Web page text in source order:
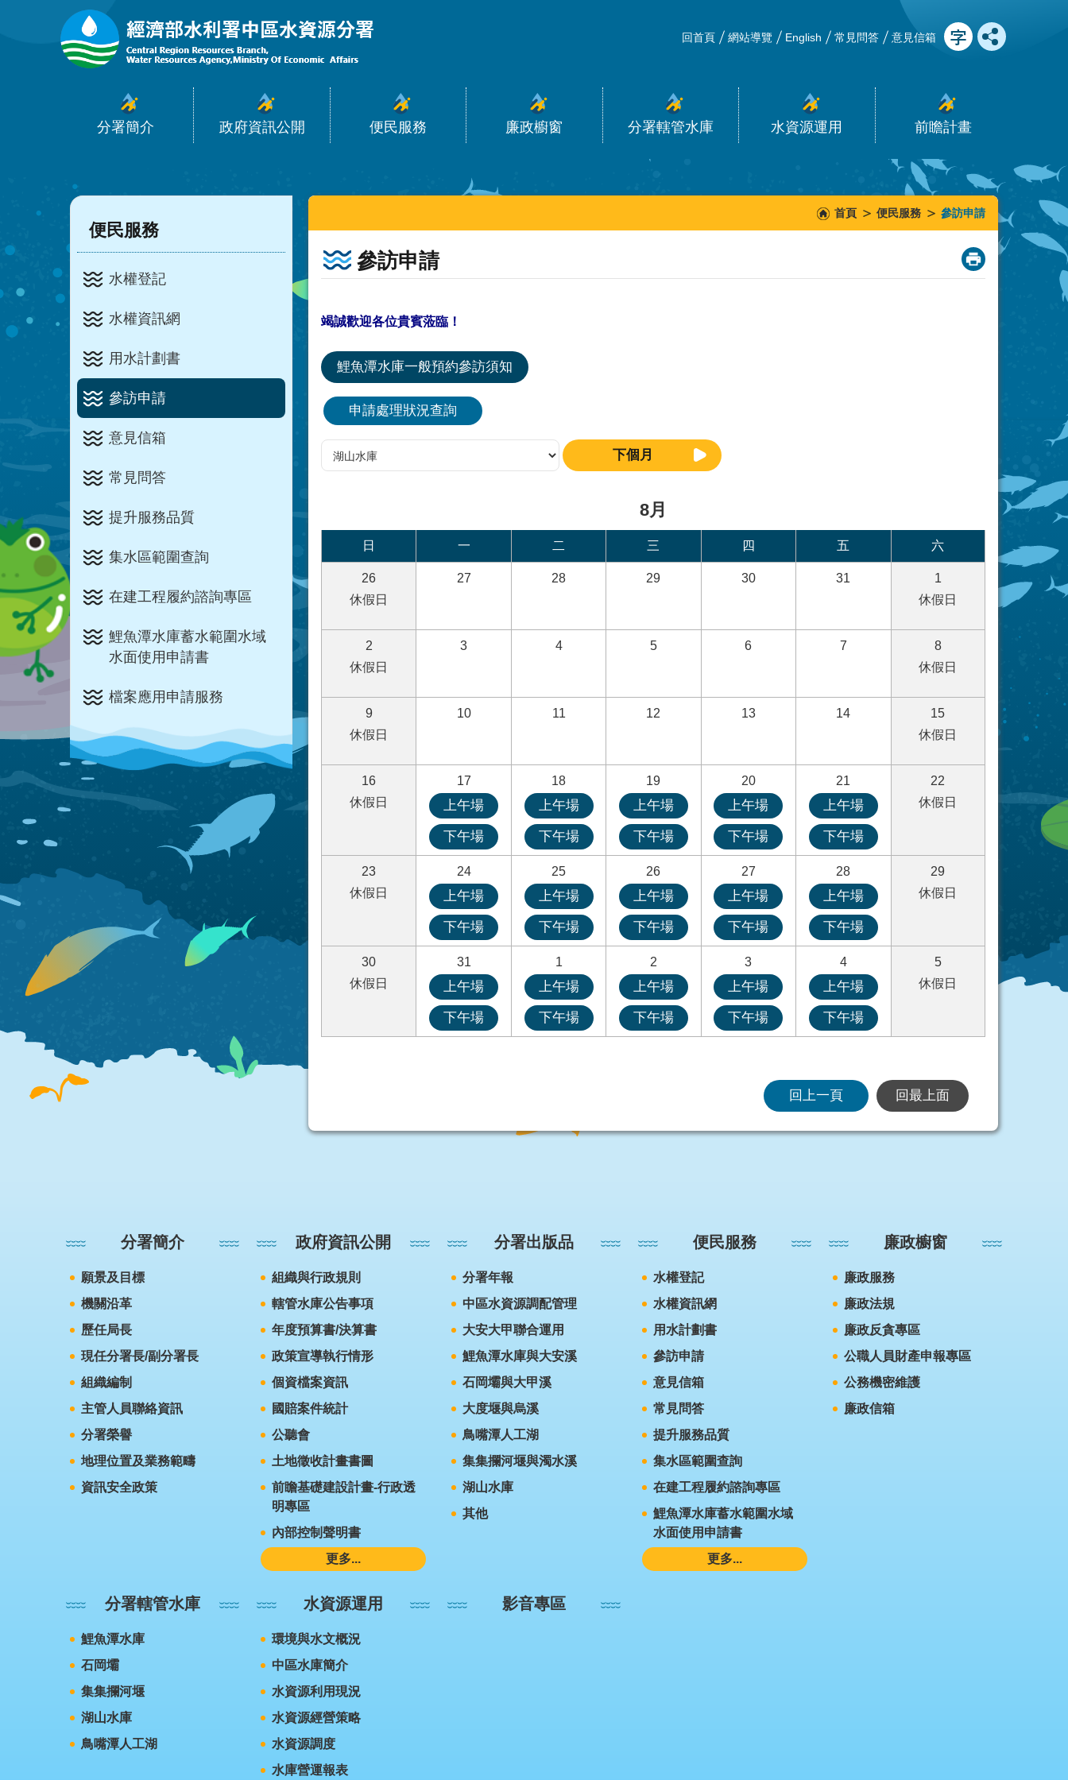
跳到主要內容區塊
回首頁 網站導覽 English 常見問答 意見信箱
分署簡介 政府資訊公開 便民服務 廉政櫥窗 分署轄管水庫 水資源運用 前瞻計畫
:::
便民服務
水權登記
水權資訊網
用水計劃書
參訪申請
意見信箱
常見問答
提升服務品質
集水區範圍查詢
在建工程履約諮詢專區
鯉魚潭水庫蓄水範圍水域
水面使用申請書
檔案應用申請服務
:::
首頁 便民服務 參訪申請
參訪申請 _
竭誠歡迎各位貴賓蒞臨！
鯉魚潭水庫一般預約參訪須知
申請處理狀況查詢
下個月
8月
日 一 二 三 四 五 六
26
休假日
27 28 29 30 31
1
休假日
2
休假日
3 4 5 6 7
8
休假日
9
休假日
10 11 12 13 14
15
休假日
16
休假日
17
上午場
下午場
18
上午場
下午場
19
上午場
下午場
20
上午場
下午場
21
上午場
下午場
22
休假日
23
休假日
24
上午場
下午場
25
上午場
下午場
26
上午場
下午場
27
上午場
下午場
28
上午場
下午場
29
休假日
30
休假日
31
上午場
下午場
1
上午場
下午場
2
上午場
下午場
3
上午場
下午場
4
上午場
下午場
5
休假日
回上一頁 回最上面
分署簡介
願景及目標
機關沿革
歷任局長
現任分署長/副分署長
組織編制
主管人員聯絡資訊
分署榮譽
地理位置及業務範疇
資訊安全政策
政府資訊公開
組織與行政規則
轄管水庫公告事項
年度預算書/決算書
政策宣導執行情形
個資檔案資訊
國賠案件統計
公聽會
土地徵收計畫書圖
前瞻基礎建設計畫-行政透
明專區
內部控制聲明書
更多...
分署出版品
分署年報
中區水資源調配管理
大安大甲聯合運用
鯉魚潭水庫與大安溪
石岡壩與大甲溪
大度堰與烏溪
鳥嘴潭人工湖
集集攔河堰與濁水溪
湖山水庫
其他
便民服務
水權登記
水權資訊網
用水計劃書
參訪申請
意見信箱
常見問答
提升服務品質
集水區範圍查詢
在建工程履約諮詢專區
鯉魚潭水庫蓄水範圍水域
水面使用申請書
更多...
廉政櫥窗
廉政服務
廉政法規
廉政反貪專區
公職人員財產申報專區
公務機密維護
廉政信箱
分署轄管水庫
鯉魚潭水庫
石岡壩
集集攔河堰
湖山水庫
鳥嘴潭人工湖
水資源運用
環境與水文概況
中區水庫簡介
水資源利用現況
水資源經營策略
水資源調度
水庫營運報表
影音專區